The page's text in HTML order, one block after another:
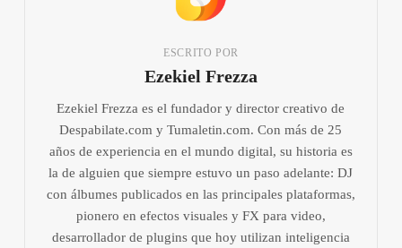
ESCRITO POR
Ezekiel Frezza
Ezekiel Frezza es el fundador y director creativo de
Despabilate.com y Tumaletin.com. Con más de 25
años de experiencia en el mundo digital, su historia es
la de alguien que siempre estuvo un paso adelante: DJ
con álbumes publicados en las principales plataformas,
pionero en efectos visuales y FX para video,
desarrollador de plugins que hoy utilizan inteligencia